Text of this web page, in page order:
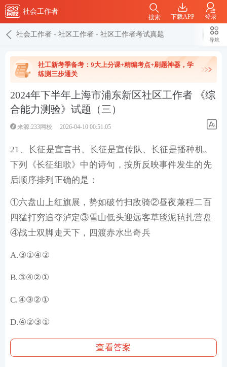
社会工作者
下载APP 登录
搜索
社会工作者 - 社区工作者 - 社区工作者考试真题
导航
社工新考季备考：9大上分课+精编考点+刷题神器，学
练测三步通关
2024年下半年上海市浦东新区社区工作者 《综
合能力测验》试题（三）
来源:233网校 2026-04-10 00:51:05
21、长征是宣言书、长征是宣传队、长征是播种机。
下列《长征组歌》中的诗句，按所反映事件发生的先
后顺序排列正确的是：
①六盘山上红旗展，势如破竹扫敌骑②昼夜兼程二百
四猛打穷追夺泸定③雪山低头迎远客草毯泥毡扎营盘
④战士双脚走天下，四渡赤水出奇兵
A.③①④②
B.③④②①
C.④③②①
D.④②③①
查看答案